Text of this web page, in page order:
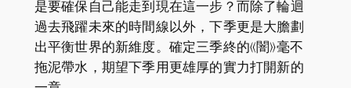
是要確保自己能走到現在這一步？而除了輪迴
過去飛躍未來的時間線以外，下季更是大膽劃
出平衡世界的新維度。確定三季終的《闇》毫不
拖泥帶水，期望下季用更雄厚的實力打開新的